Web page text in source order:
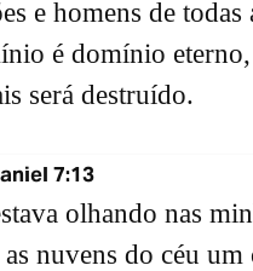
e homens de
é domínio eterno,
será destruído.
7:13
olhando nas
as nuvens do céu